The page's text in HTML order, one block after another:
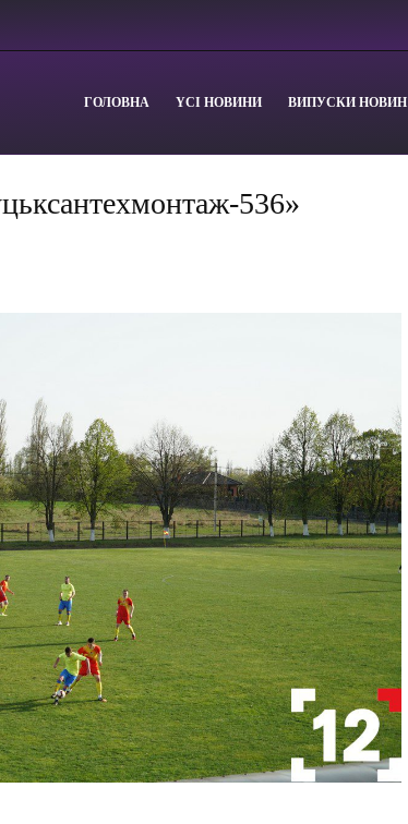
ГОЛОВНА YСІ НОВИНИ ВИПУСКИ НОВИН
536»